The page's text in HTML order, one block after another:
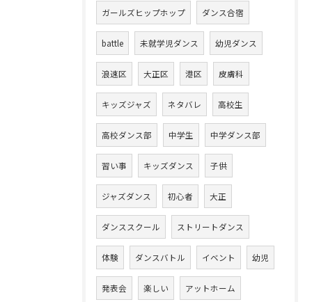
ガールズヒップホップ ダンス合宿
battle 未就学児ダンス 幼児ダンス
浪速区 大正区 港区 皮膚科
キッズジャズ ネタバレ 高校生
高校ダンス部 中学生 中学ダンス部
習い事 キッズダンス 子供
ジャズダンス 初心者 大正
ダンススクール ストリートダンス
体験 ダンスバトル イベント 幼児
発表会 楽しい アットホーム